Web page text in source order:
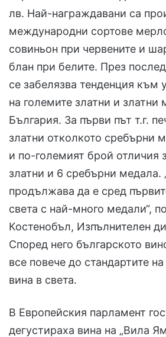
лв. Най-награждавани са
международни сортове
совиньон при червените и
блан при белите. През
се забелязва тенденция към
на големите златни и златни
България. За първи път т.г.
златни отколкото сребърни
и по-големият брой отличия
златни и 6 сребърни медала.
продължава да е сред
света с най-много медали“,
Костенобъл, Изпълнителен
Според него българското
все повече до стандартите
вина в света.
В Европейския парламент
дегустираха вина на „Вила